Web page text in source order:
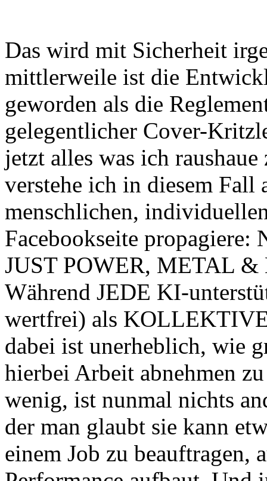
Das wird mit Sicherheit
mittlerweile ist die
geworden als die
gelegentlicher Cover-
jetzt alles was ich
verstehe ich in diesem Fall
menschlichen,
Facebookseite propagiere:
JUST POWER, METAL
Während JEDE KI-
wertfrei) als
dabei ist unerheblich, wie
hierbei Arbeit abnehmen
wenig, ist nunmal nichts
der man glaubt sie kann
einem Job zu beauftragen,